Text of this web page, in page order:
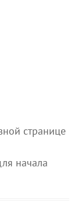
странице
начала